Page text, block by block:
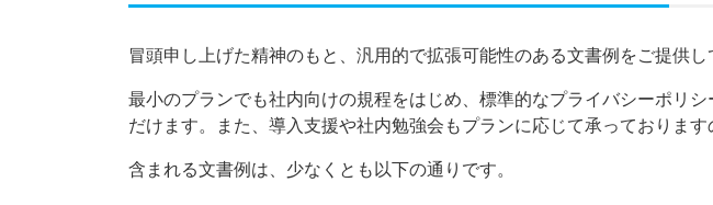
冒頭申し上げた精神のもと、汎用的で拡張可能性のある文書例をご提供
最小のプランでも社内向けの規程をはじめ、標準的なプライバシーポリ
だけます。また、導入支援や社内勉強会もプランに応じて承っておりま
含まれる文書例は、少なくとも以下の通りです。